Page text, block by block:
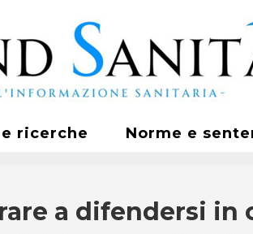
ricerche Norme e
a difendersi in